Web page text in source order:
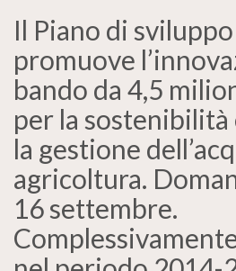
Il Piano di
promuove
bando da 4,5
per la
la gestione
agricoltura.
16 settembre.